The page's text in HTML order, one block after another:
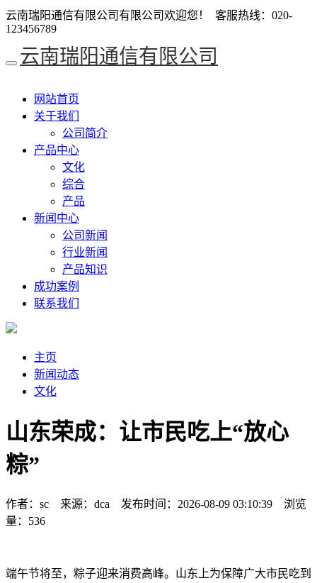
云南瑞阳通信有限公司有限公司欢迎您！ 客服热线：020-
123456789
云南瑞阳通信有限公司
网站首页
关于我们
公司简介
产品中心
文化
综合
产品
新闻中心
公司新闻
行业新闻
产品知识
成功案例
联系我们
主页
新闻动态
文化
山东荣成：让市民吃上“放心
粽”
作者：sc 来源：dca 发布时间：2026-08-09 03:10:39 浏览
量：536
端午节将至，粽子迎来消费高峰。山东上为保障广大市民吃到